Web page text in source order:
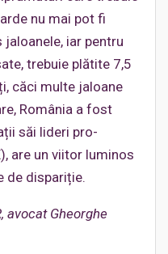
nu mai pot fi
iar pentru
trebuie plătite 7,5
căci multe jaloane
România a fost
săi lideri pro-
are un viitor luminos
de dispariție.
avocat Gheorghe